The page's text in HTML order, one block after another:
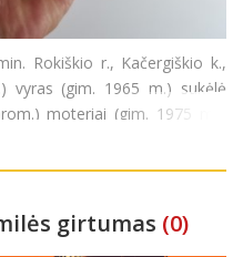
Rokiškio r., Kačergiškio k.,
vyras (gim. 1965 m.) sukėlė
moteriai (gim. 1975 m.).
įtariamas vyras sulaikytas.
LR
girtumas (0)